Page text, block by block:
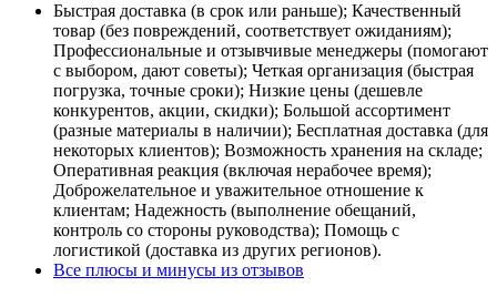
Быстрая доставка (в срок или раньше); Качественный
товар (без повреждений, соответствует ожиданиям);
Профессиональные и отзывчивые менеджеры (помогают
с выбором, дают советы); Четкая организация (быстрая
погрузка, точные сроки); Низкие цены (дешевле
конкурентов, акции, скидки); Большой ассортимент
(разные материалы в наличии); Бесплатная доставка (для
некоторых клиентов); Возможность хранения на складе;
Оперативная реакция (включая нерабочее время);
Доброжелательное и уважительное отношение к
клиентам; Надежность (выполнение обещаний,
контроль со стороны руководства); Помощь с
логистикой (доставка из других регионов).
Все плюсы и минусы из отзывов